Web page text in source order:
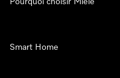
Pourquoi choisir Miele
Smart Home